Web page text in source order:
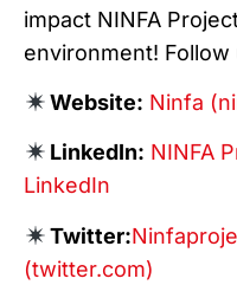
impact NINFA
environment! Follow
Website: Ninfa
LinkedIn: NINFA
LinkedIn
Twitter:
(twitter.com)